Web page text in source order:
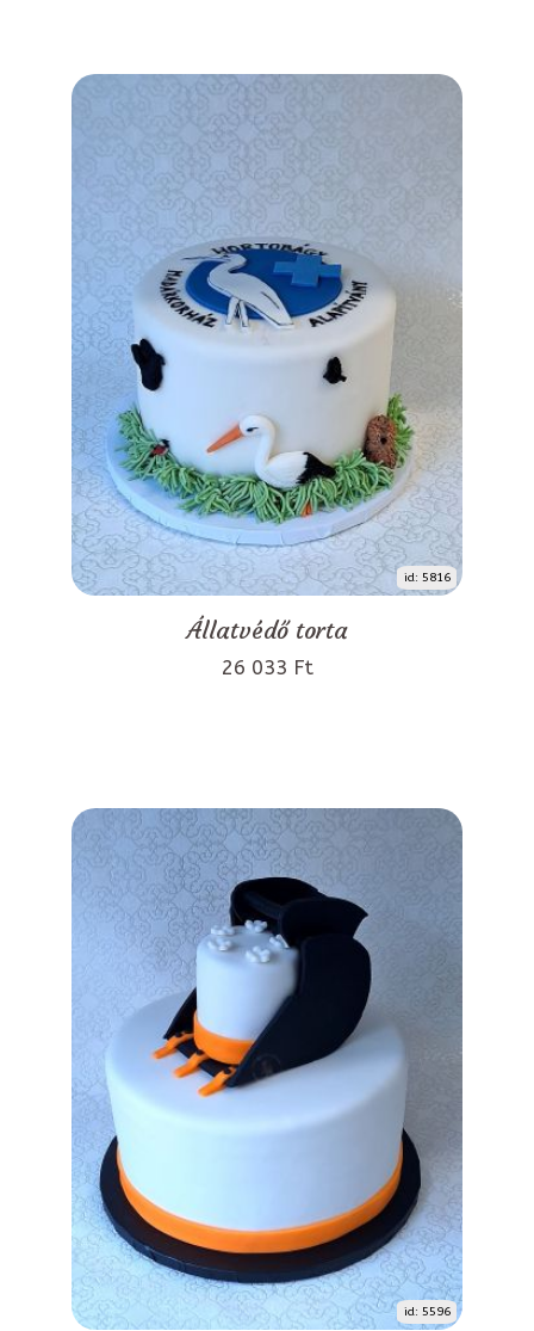
id: 5816
Állatvédő torta
26 033 Ft
id: 5596